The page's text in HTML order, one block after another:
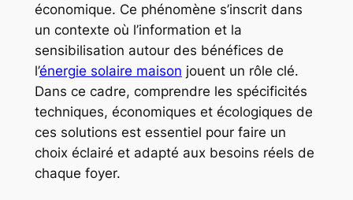
économique. Ce phénomène s’inscrit dans
un contexte où l’information et la
sensibilisation autour des bénéfices de
l’énergie solaire maison jouent un rôle clé.
Dans ce cadre, comprendre les spécificités
techniques, économiques et écologiques de
ces solutions est essentiel pour faire un
choix éclairé et adapté aux besoins réels de
chaque foyer.